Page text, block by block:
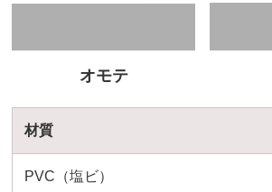
オモテ
材質
PVC（塩ビ）